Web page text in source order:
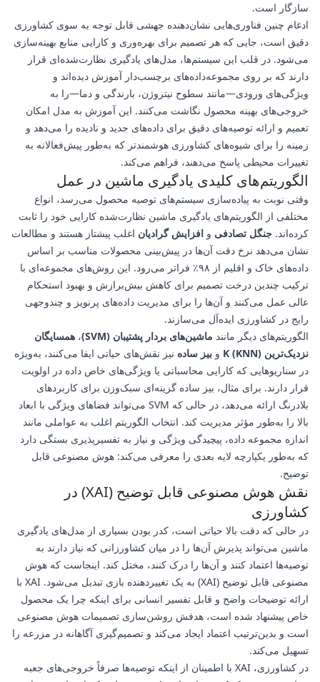
سازگار است.
ادغام چنین فناوری‌هایی نشان‌دهنده جهشی قابل توجه به سوی کشاورزی
دقیق است، جایی که هر تصمیم برای بهره‌وری و کارایی منابع بهینه‌سازی
می‌شود. در قلب این سیستم‌ها، مدل‌های یادگیری نظارت‌شده‌ای قرار
دارند که بر روی مجموعه‌داده‌های برچسب‌دار آموزش دیده‌اند و
ویژگی‌های ورودی—مانند سطوح نیتروژن، بارندگی و دما—را به
خروجی‌های بهینه محصول نگاشت می‌کنند. این آموزش به مدل امکان
تعمیم و ارائه توصیه‌های دقیق برای داده‌های جدید و نادیده را می‌دهد و
زمینه را برای شیوه‌های کشاورزی هوشمندتر که به‌طور پیش‌فعالانه به
تغییرات محیطی پاسخ می‌دهند، فراهم می‌کند.
الگوریتم‌های کلیدی یادگیری ماشین در عمل
وقتی نوبت به پیاده‌سازی سیستم‌های توصیه محصول می‌رسد، انواع
مختلفی از الگوریتم‌های یادگیری ماشین نظارت‌شده کارایی خود را ثابت
کرده‌اند. جنگل تصادفی و افزایش گرادیان اغلب پیشتاز هستند و مطالعات
نشان می‌دهد نرخ دقت آن‌ها در پیش‌بینی محصولات مناسب بر اساس
داده‌های خاک و اقلیم از ۹۸٪ فراتر می‌رود. این روش‌های مجموعه‌ای با
ترکیب چندین درخت تصمیم برای کاهش بیش‌برازش و بهبود استحکام
عالی عمل می‌کنند و آن‌ها را برای مدیریت داده‌های پرنویز و چندوجهی
رایج در کشاورزی ایده‌آل می‌سازند.
الگوریتم‌های دیگر مانند ماشین‌های بردار پشتیبان (SVM) ، همسایگان
نزدیک‌ترین K (KNN)
و بیز ساده نیز نقش‌های حیاتی ایفا می‌کنند، به‌ویژه
در سناریوهایی که کارایی محاسباتی یا ویژگی‌های خاص داده در اولویت
قرار دارند. برای مثال، بیز ساده گزینه‌ای سبک‌وزن برای کاربردهای
بلادرنگ ارائه می‌دهد، در حالی که SVM می‌تواند فضاهای ویژگی با ابعاد
بالا را به‌طور مؤثر مدیریت کند. انتخاب الگوریتم اغلب به عواملی مانند
اندازه مجموعه داده، پیچیدگی ویژگی و نیاز به تفسیرپذیری بستگی دارد
که به‌طور یکپارچه لایه بعدی را معرفی می‌کند: هوش مصنوعی قابل
توضیح.
نقش هوش مصنوعی قابل توضیح (XAI) در
کشاورزی
در حالی که دقت بالا حیاتی است، کدر بودن بسیاری از مدل‌های یادگیری
ماشین می‌تواند پذیرش آن‌ها را در میان کشاورزانی که نیاز دارند به
توصیه‌ها اعتماد کنند و آن‌ها را درک کنند، مختل کند. اینجاست که هوش
مصنوعی قابل توضیح (XAI) به یک تغییردهنده بازی تبدیل می‌شود. XAI با
ارائه توضیحات واضح و قابل تفسیر انسانی برای اینکه چرا یک محصول
خاص پیشنهاد شده است، هدفش روشن‌سازی تصمیمات هوش مصنوعی
است و بدین‌ترتیب اعتماد ایجاد می‌کند و تصمیم‌گیری آگاهانه در مزرعه را
تسهیل می‌کند.
در کشاورزی، XAI با اطمینان از اینکه توصیه‌ها صرفاً خروجی‌های جعبه